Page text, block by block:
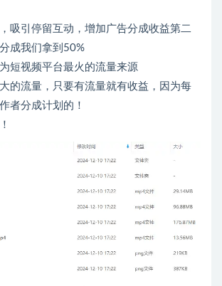
吸引停留互动，增加广告分成收益第二
成我们拿到50%
短视频平台最火的流量来源
的流量，只要有流量就有收益，因为每
者分成计划的！